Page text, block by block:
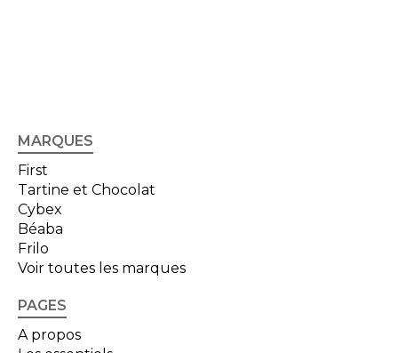
MARQUES
First
Tartine et Chocolat
Cybex
Béaba
Frilo
Voir toutes les marques
PAGES
A propos